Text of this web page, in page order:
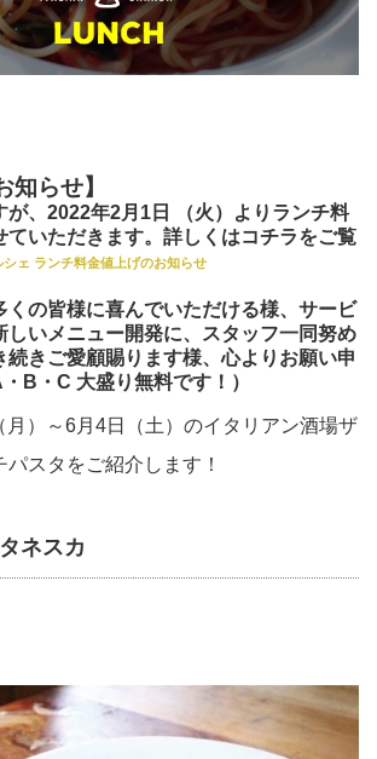
知らせ】
が、2022年2月1日 （火）よりランチ料
いただきます。 詳しくはコチラをご覧
ェ ランチ料金値上げのお知らせ
くの皆様に喜んでいただける様、サービ
しいメニュー開発に、スタッフ一同努め
続きご愛顧賜ります様、心よりお願い申
B・C 大盛り無料です！）
月）～6月4日（土）のイタリアン酒場ザ
スタをご紹介します！
ネスカ